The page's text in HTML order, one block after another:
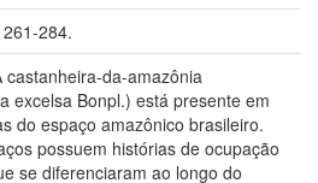
284.
castanheira-da­-amazônia
excelsa Bonpl.) está presente em
do espaço amazônico brasileiro.
possuem histórias de ocupação
se diferenciaram ao longo do